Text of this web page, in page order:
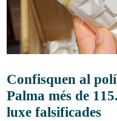
Confisquen al
Palma més de
luxe falsificades